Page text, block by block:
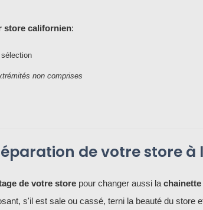
store californien:
non comprises
de votre store à
de votre store pour changer aussi la
s'il est sale ou cassé, terni la beauté du store